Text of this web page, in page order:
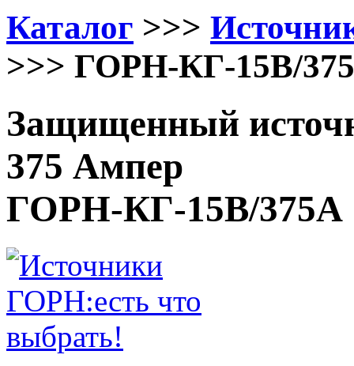
Каталог >>>
>>> ГОРН-КГ-15В/
Защищенный
375 Ампер
ГОРН-КГ-15В/375А